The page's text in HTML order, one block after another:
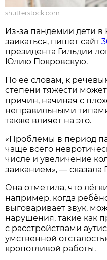
shutterstock.com
Из-за пандемии дети в
заикаться, пишет сайт
президента Гильдии
Юлию Покровскую.
По её словам, к
степени тяжести
причин, начиная с
неправильными
также влияет на это.
«Проблемы в период
чаще всего
числе и увеличение
заиканием», — сказала
Она отметила, что
например, когда
выговаривает звук,
нарушения, такие как
с расстройствами
умственной
кропотливой работы.